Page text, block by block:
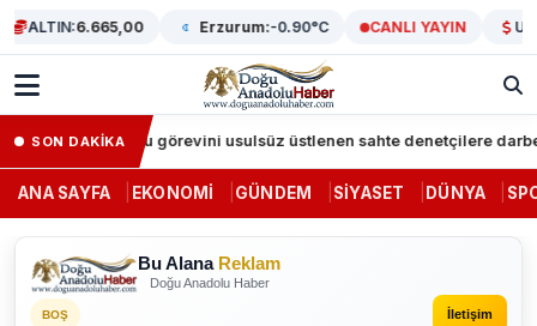
ALTIN:6.665,00 Erzurum:-0.90°C CANLI YAYIN USD/
SON DAKİKA
Kamu görevini usulsüz üstlenen sahte denetçilere darbe:
ANA SAYFA EKONOMI GÜNDEM SIYASET DÜNYA
Bu Alana Reklam
Doğu Anadolu Haber
BOŞ İletişim